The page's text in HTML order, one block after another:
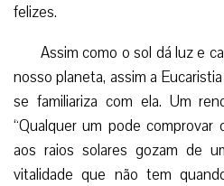
felizes.
Assim como o sol dá luz e
nosso planeta, assim a
se familiariza com ela. Um
“Qualquer um pode
aos raios solares gozam de
vitalidade que não tem